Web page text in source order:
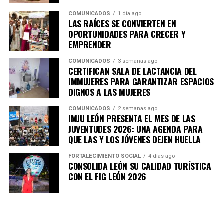
principales propósitos del encuentro es compartir
experiencias y mejores prácticas que permitan
profesionalizar y fortalecer los sistemas de
construcción en México.
“Lo que nos une son esas ganas de formalizar la
construcción, sabemos que la construcción tiene
muchas aristas y aquí lo que buscamos es
formalizar, compartir las mejores prácticas que
tenemos en las empresas”, explicó.
El encuentro cobra relevancia este año, ya que el
Gobierno Municipal contempla 568 obras y acciones,
con una inversión superior a los 4 mil 174 millones de
pesos, lo que genera un entorno favorable para el
desarrollo de la industria de la construcción y de las
cadenas productivas relacionadas.
COMUNICADOS 1 día ago
LAS RAÍCES SE CONVIERTEN EN
OPORTUNIDADES PARA CRECER Y
EMPRENDER
COMUNICADOS 3 semanas ago
CERTIFICAN SALA DE LACTANCIA DEL
IMMUJERES PARA GARANTIZAR ESPACIOS
DIGNOS A LAS MUJERES
COMUNICADOS 2 semanas ago
IMJU LEÓN PRESENTA EL MES DE LAS
JUVENTUDES 2026: UNA AGENDA PARA
QUE LAS Y LOS JÓVENES DEJEN HUELLA
FORTALECIMIENTO SOCIAL 4 días ago
CONSOLIDA LEÓN SU CALIDAD TURÍSTICA
CON EL FIG LEÓN 2026